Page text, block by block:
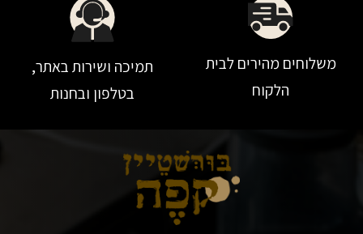
משלוחים מהירים לבית
הלקוח
תמיכה ושירות באתר,
בטלפון ובחנות